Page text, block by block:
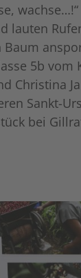
lauten
Baum
5b vom
Christina
Sankt-
bei